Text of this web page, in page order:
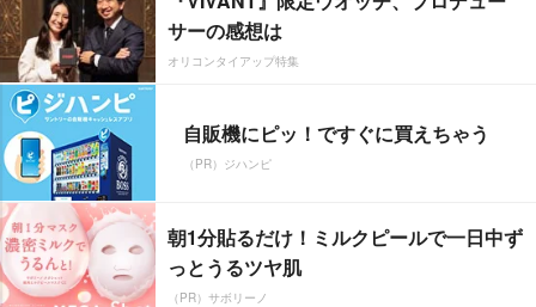
サーの感想は
オリコンタイアップ特集
自販機にピッ！ですぐに買えちゃう
（PR）ジハンピ
朝1分貼るだけ！ミルクピールで一日中ず
っとうるツヤ肌
（PR）サボリーノ